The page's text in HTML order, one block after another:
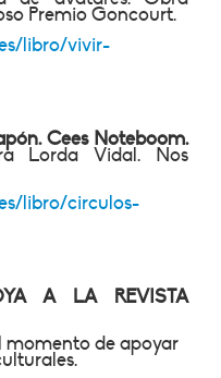
Premio Goncourt.
libro/vivir-
Cees Noteboom.
Lorda Vidal. Nos
libro/circulos-
A LA REVISTA
momento de apoyar